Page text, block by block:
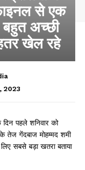
से एक
बहुत अच्छी
खेल रहे
2023
पहले शनिवार को
तेज गेंदबाज मोहम्मद शमी
सबसे बड़ा खतरा बताया